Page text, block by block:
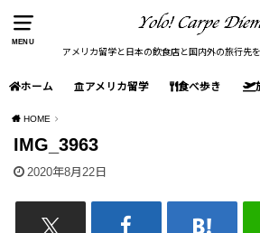
MENU
アメリカ留学と日本の飲食店と国内外の旅行先
ホーム アメリカ留学 食べ歩き
HOME
IMG_3963
2020年8月22日